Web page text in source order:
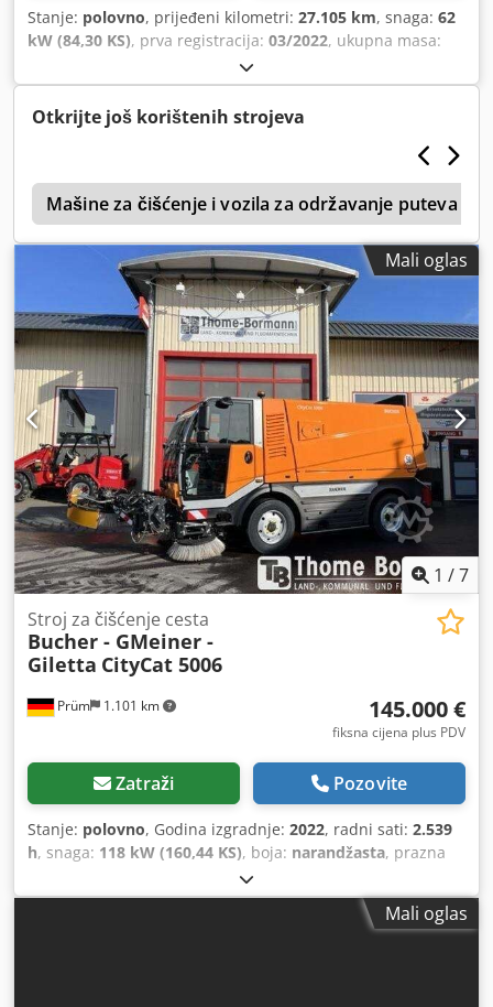
Stanje: polovno, prijeđeni kilometri: 27.105 km, snaga: 62
kW (84,30 KS), prva registracija: 03/2022, ukupna masa:
, boja:
osovina:4x2, maksimalna nosivost:1.850 kg, prazna masa:
2.950 kg, sljedeći pregled (TÜV):11/2026
razmak:
1.900 mm drugo
Euro 6,
broj sjedišta:2, Oprema:dodatna svjetla, filter čađi,
kabina, klima-uređaj, senzori za parkiranje, tempomat,
ugrađeni računar,
Otkrijte još korištenih strojeva
Mašine za čišćenje i vozila za održavanje puteva
Mali oglas
1 /7
Prüm 1.101 km
Stroj za čišćenje cesta
Bucher - GMeiner -
Giletta CityCat 5006
145.000 €
fiksna cijena plus PDV
Zatraži Pozovite
Stanje: polovno, Godina izgradnje: 2022, radni sati: 2.539
h, snaga: 118 kW (160,44 KS), boja: narandžasta, prazna
Mali oglas